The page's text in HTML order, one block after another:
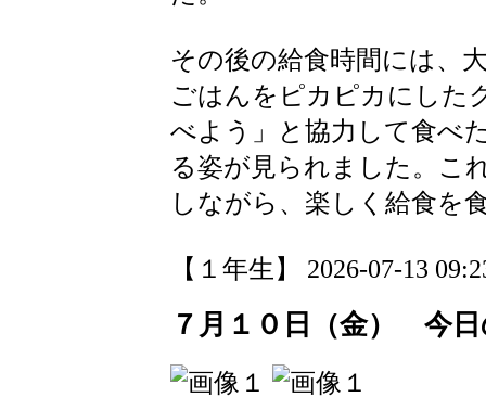
その後の給食時間には、
ごはんをピカピカにした
べよう」と協力して食べ
る姿が見られました。こ
しながら、楽しく給食を
【１年生】 2026-07-13
７月１０日（金） 今日